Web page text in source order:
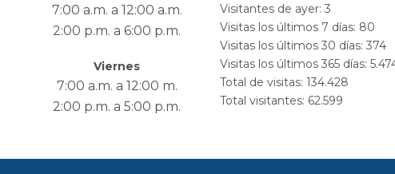
7:00 a.m. a 12:00 a.m.
2:00 p.m. a 6:00 p.m.
Viernes
7:00 a.m. a 12:00 m.
2:00 p.m. a 5:00 p.m.
Visitantes de ayer: 3
Visitas los últimos 7 días: 80
Visitas los últimos 30 días: 374
Visitas los últimos 365 días:
Total de visitas: 134.428
Total visitantes: 62.599